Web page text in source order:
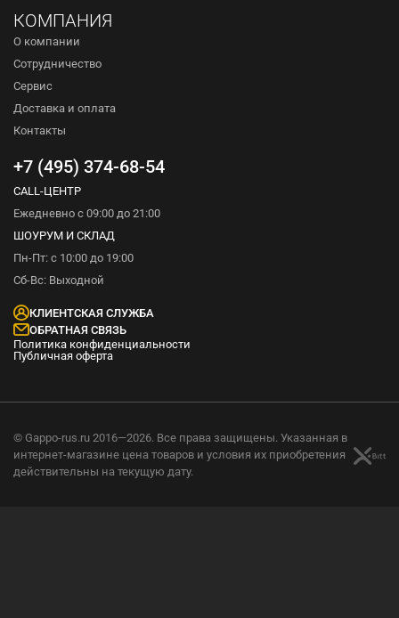
КОМПАНИЯ
О компании
Сотрудничество
Сервис
Доставка и оплата
Контакты
+7 (495) 374-68-54
CALL-ЦЕНТР
Ежедневно с 09:00 до 21:00
ШОУРУМ И СКЛАД
Пн-Пт: с 10:00 до 19:00
Сб-Вс: Выходной
КЛИЕНТСКАЯ СЛУЖБА
ОБРАТНАЯ СВЯЗЬ
Политика конфиденциальности
Публичная оферта
© Gappo-rus.ru 2016—2026. Все права защищены. Указанная в
интернет-магазине цена товаров и условия их приобретения
действительны на текущую дату.